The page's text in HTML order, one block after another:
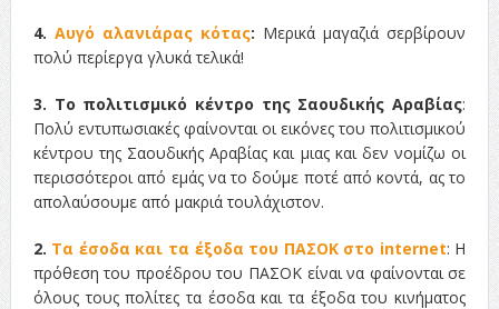
4. Αυγό αλανιάρας κότας: Μερικά μαγαζιά σερβίρουν
πολύ περίεργα γλυκά τελικά!
3. Το πολιτισμικό κέντρο της Σαουδικής Αραβίας:
Πολύ εντυπωσιακές φαίνονται οι εικόνες του πολιτισμικού
κέντρου της Σαουδικής Αραβίας και μιας και δεν νομίζω οι
περισσότεροι από εμάς να το δούμε ποτέ από κοντά, ας το
απολαύσουμε από μακριά τουλάχιστον.
2. Τα έσοδα και τα έξοδα του ΠΑΣΟΚ στο internet: Η
πρόθεση του προέδρου του ΠΑΣΟΚ είναι να φαίνονται σε
όλους τους πολίτες τα έσοδα και τα έξοδα του κινήματος